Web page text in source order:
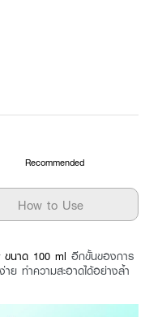
Recommended
How to Use
ขนาด 100 ml อีกขั้นของการ
ย ทำความสะอาดได้อย่างล้ำ